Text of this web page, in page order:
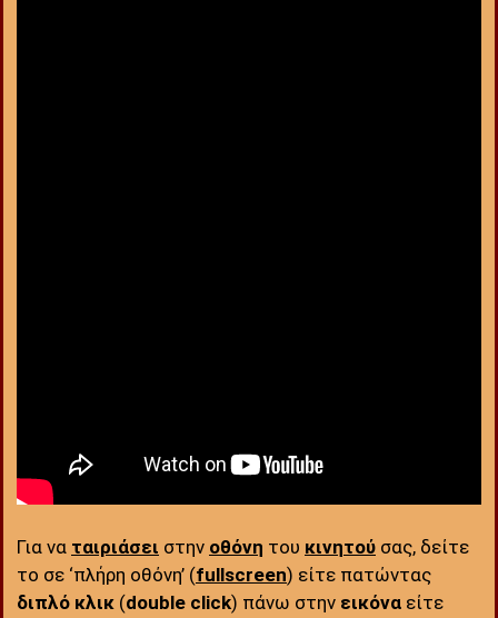
Για να ταιριάσει στην οθόνη του κινητού σας, δείτε
το σε ‘πλήρη οθόνη’ (fullscreen) είτε πατώντας
διπλό κλικ (double click) πάνω στην εικόνα είτε